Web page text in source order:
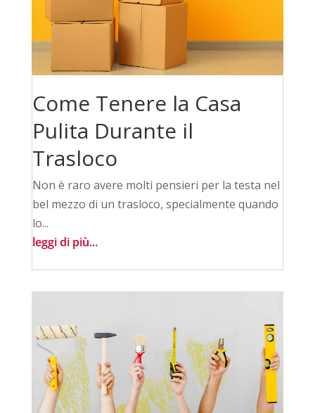
Come Tenere la Casa
Pulita Durante il
Trasloco
Non è raro avere molti pensieri per la testa nel
bel mezzo di un trasloco, specialmente quando
lo...
leggi di più...